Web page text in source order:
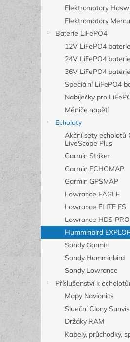
Elektromotory
Elektromotory
Baterie LiFePO4
12V LiFePO4 baterie
24V LiFePO4 baterie
36V LiFePO4 baterie
Speciální LiFePO4
Nabíječky pro
Měniče napětí
Echoloty
Akční sety echolotů
LiveScope Plus
Garmin Striker
Garmin ECHOMAP
Garmin GPSMAP
Lowrance EAGLE
Lowrance ELITE FS
Lowrance HDS PRO
Humminbird
Sondy Garmin
Sondy Humminbird
Sondy Lowrance
Příslušenství k
Mapy Navionics
Slueční Clony
Držáky RAM
Kabely, průchodky,